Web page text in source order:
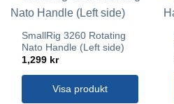
kan
på
produktsidan
SmallRig 3260 Rotating
Nato Handle (Left side)
1,299 kr
Visa produkt